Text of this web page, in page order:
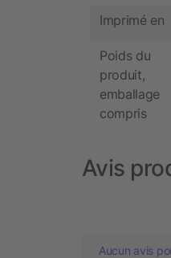
Imprimé en
Poids du
produit,
emballage
compris
Avis
Aucun avis